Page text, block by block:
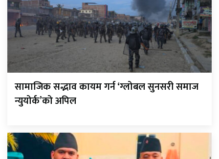
सामाजिक सद्भाव कायम गर्न ‘ग्लोबल सुनसरी समाज
न्युयोर्क’को अपिल